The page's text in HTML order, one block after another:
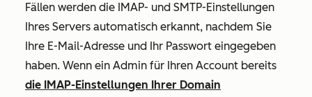
Fällen werden die IMAP- und SMTP-Einstellungen
Ihres Servers automatisch erkannt, nachdem Sie
Ihre E-Mail-Adresse und Ihr Passwort eingegeben
haben. Wenn ein Admin für Ihren Account bereits
die IMAP-Einstellungen Ihrer Domain